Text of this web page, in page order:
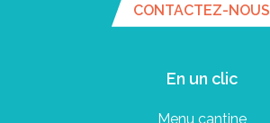
CONTACTEZ-NOUS
En un clic
Menu cantine